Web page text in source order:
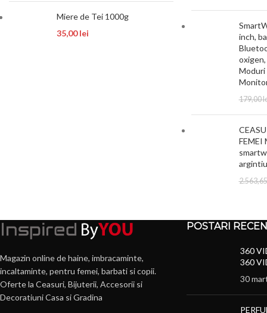
Miere de Tei 1000g
35,00lei
inch,
Moduri
179,00
FEMEI
argintiu
Magazin online de haine, imbracaminte,
incaltaminte, pentru femei, barbati si copii.
Oferte la Ceasuri, Bijuterii, Accesorii si
Decoratiuni Casa si Gradina
POSTARI
360
360
30